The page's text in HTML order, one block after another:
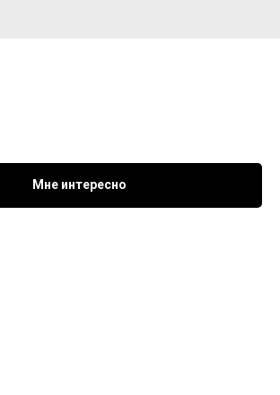
Мне интересно